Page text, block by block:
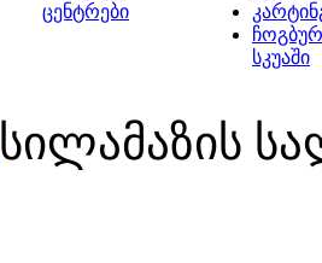
ცენტრები
სკუაში
სილამაზის